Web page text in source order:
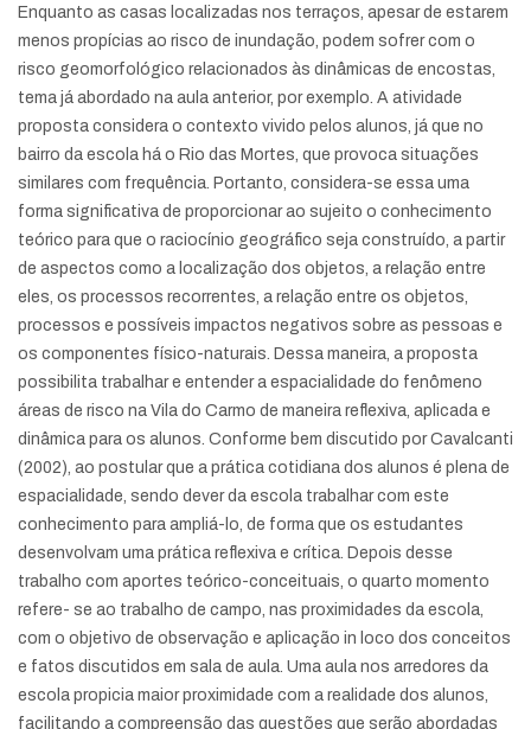
Enquanto as casas localizadas nos terraços, apesar de estarem
menos propícias ao risco de inundação, podem sofrer com o
risco geomorfológico relacionados às dinâmicas de encostas,
tema já abordado na aula anterior, por exemplo. A atividade
proposta considera o contexto vivido pelos alunos, já que no
bairro da escola há o Rio das Mortes, que provoca situações
similares com frequência. Portanto, considera-se essa uma
forma significativa de proporcionar ao sujeito o conhecimento
teórico para que o raciocínio geográfico seja construído, a partir
de aspectos como a localização dos objetos, a relação entre
eles, os processos recorrentes, a relação entre os objetos,
processos e possíveis impactos negativos sobre as pessoas e
os componentes físico-naturais. Dessa maneira, a proposta
possibilita trabalhar e entender a espacialidade do fenômeno
áreas de risco na Vila do Carmo de maneira reflexiva, aplicada e
dinâmica para os alunos. Conforme bem discutido por Cavalcanti
(2002), ao postular que a prática cotidiana dos alunos é plena de
espacialidade, sendo dever da escola trabalhar com este
conhecimento para ampliá-lo, de forma que os estudantes
desenvolvam uma prática reflexiva e crítica. Depois desse
trabalho com aportes teórico-conceituais, o quarto momento
refere- se ao trabalho de campo, nas proximidades da escola,
com o objetivo de observação e aplicação in loco dos conceitos
e fatos discutidos em sala de aula. Uma aula nos arredores da
escola propicia maior proximidade com a realidade dos alunos,
facilitando a compreensão das questões que serão abordadas